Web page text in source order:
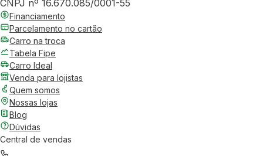
CNPJ nº 16.670.085/0001-55
Financiamento
Parcelamento no cartão
Carro na troca
Tabela Fipe
Carro Ideal
Venda para lojistas
Quem somos
Nossas lojas
Blog
Dúvidas
Central de vendas